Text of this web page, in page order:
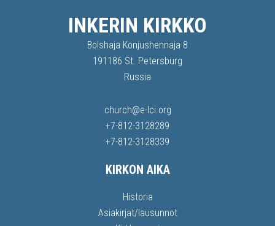
INKERIN KIRKKO
Bolshaja Konjushennaja 8
191186 St. Petersburg
Russia
church@e-lci.org
+7-812-3128289
+7-812-3128339
KIRKON AIKA
Historia
Asiakirjat/lausunnot